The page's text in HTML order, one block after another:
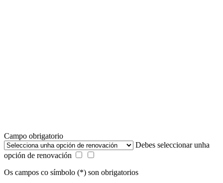
Campo obrigatorio
Debes seleccionar unha
opción de renovación
Os campos co símbolo (*) son obrigatorios